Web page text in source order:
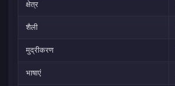
क्षेत्र
शैली
मुद्रीकरण
भाषाएं